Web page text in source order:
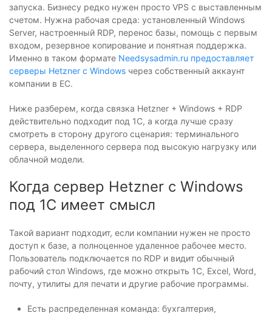
запуска. Бизнесу редко нужен просто VPS с выставленным
счетом. Нужна рабочая среда: установленный Windows
Server, настроенный RDP, перенос базы, помощь с первым
входом, резервное копирование и понятная поддержка.
Именно в таком формате Needsysadmin.ru предоставляет
серверы Hetzner с Windows через собственный аккаунт
компании в ЕС.
Ниже разберем, когда связка Hetzner + Windows + RDP
действительно подходит под 1С, а когда лучше сразу
смотреть в сторону другого сценария: терминального
сервера, выделенного сервера под высокую нагрузку или
облачной модели.
Когда сервер Hetzner с Windows
под 1С имеет смысл
Такой вариант подходит, если компании нужен не просто
доступ к базе, а полноценное удаленное рабочее место.
Пользователь подключается по RDP и видит обычный
рабочий стол Windows, где можно открыть 1С, Excel, Word,
почту, утилиты для печати и другие рабочие программы.
Есть распределенная команда: бухгалтерия,